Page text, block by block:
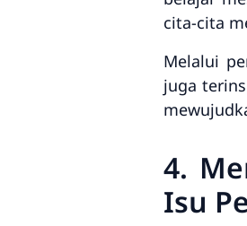
cita-cita
Melalui
juga
4.
Isu